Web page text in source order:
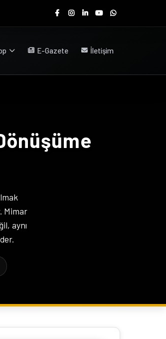
E-Gazete İletişim
Mimar
aynı